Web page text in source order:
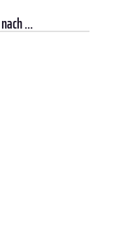
nach ...